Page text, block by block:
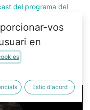
del programa del
vos
en
Estic d'acord